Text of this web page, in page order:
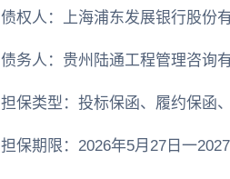
债权人：上海浦东发展银行股份
债务人：贵州陆通工程管理咨询
担保类型：投标保函、履约保函
担保期限：2026年5月27日一